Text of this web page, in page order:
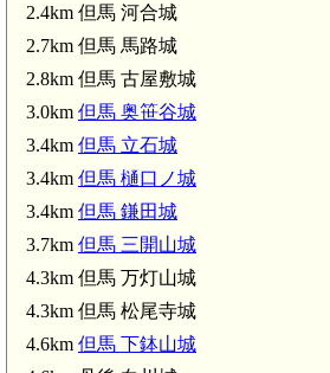
2.4km 但馬 河合城
2.7km 但馬 馬路城
2.8km 但馬 古屋敷城
3.0km 但馬 奥笹谷城
3.4km 但馬 立石城
3.4km 但馬 樋口ノ城
3.4km 但馬 鎌田城
3.7km 但馬 三開山城
4.3km 但馬 万灯山城
4.3km 但馬 松尾寺城
4.6km 但馬 下鉢山城